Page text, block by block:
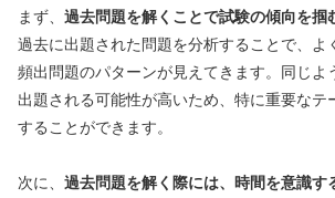
まず、 過去問題を解くことで試験の傾向を掴
過去に出題された問題を分析することで、よ
頻出問題のパターンが見えてきます。同じよ
出題される可能性が高いため、特に重要なテ
することができます。
次に、 過去問題を解く際には、時間を意識す